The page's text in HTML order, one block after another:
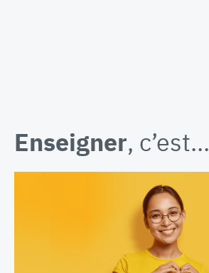
Enseigner, c’est…